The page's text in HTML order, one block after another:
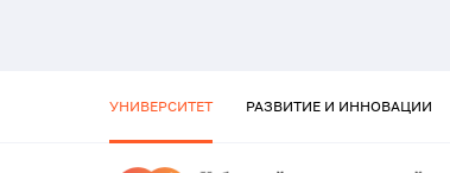
УНИВЕРСИТЕТ РАЗВИТИЕ И ИННОВАЦИИ